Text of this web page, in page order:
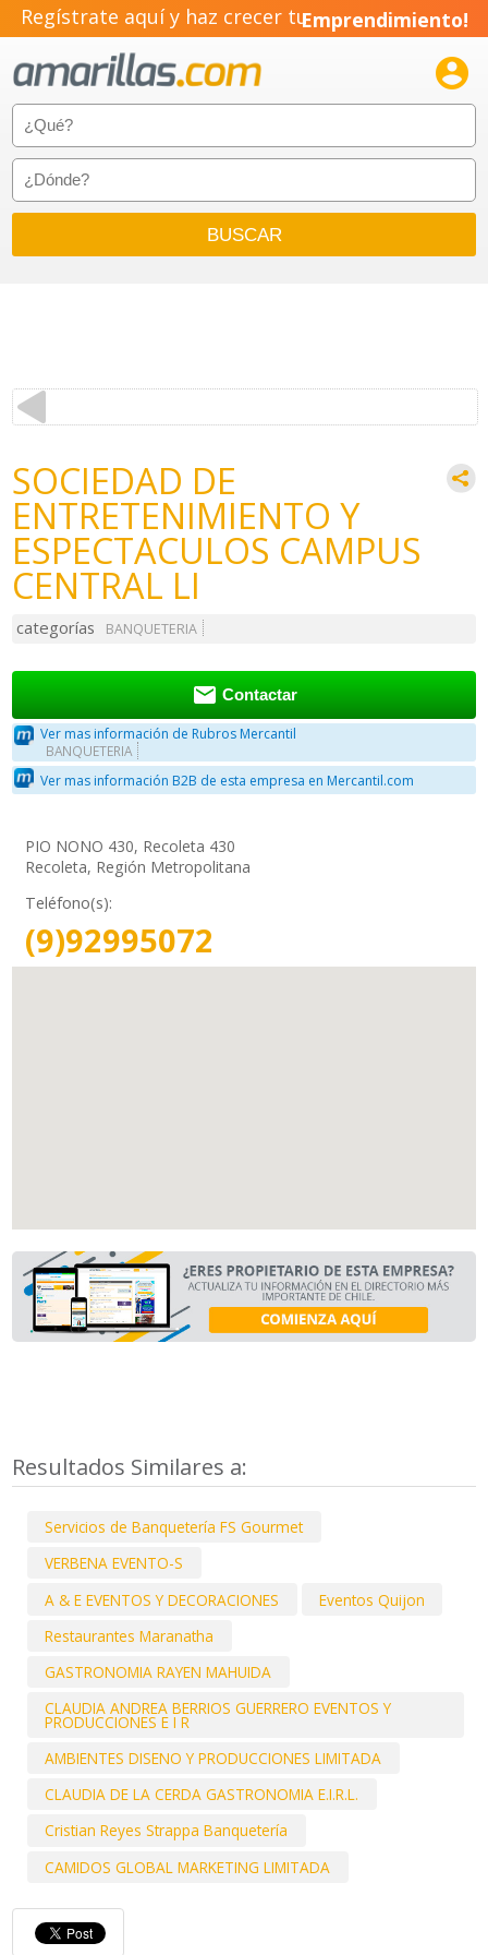
Regístrate aquí y haz crecer tuEmprendimiento!

SOCIEDAD DE
ENTRETENIMIENTO Y
ESPECTACULOS CAMPUS
CENTRAL LI
categorías BANQUETERIA
 Contactar
Ver mas información de Rubros Mercantil
BANQUETERIA
Ver mas información B2B de esta empresa en Mercantil.com
PIO NONO 430, Recoleta 430
Recoleta, Región Metropolitana
Teléfono(s):
(9)92995072
Resultados Similares a:
Servicios de Banquetería FS Gourmet
VERBENA EVENTO-S
A & E EVENTOS Y DECORACIONES
Eventos Quijon
Restaurantes Maranatha
GASTRONOMIA RAYEN MAHUIDA
CLAUDIA ANDREA BERRIOS GUERRERO EVENTOS Y
PRODUCCIONES E I R
AMBIENTES DISENO Y PRODUCCIONES LIMITADA
CLAUDIA DE LA CERDA GASTRONOMIA E.I.R.L.
Cristian Reyes Strappa Banquetería
CAMIDOS GLOBAL MARKETING LIMITADA